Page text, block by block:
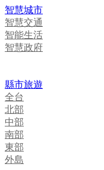
智慧城市
智慧交通
智能生活
智慧政府
縣市旅遊
全台
北部
中部
南部
東部
外島